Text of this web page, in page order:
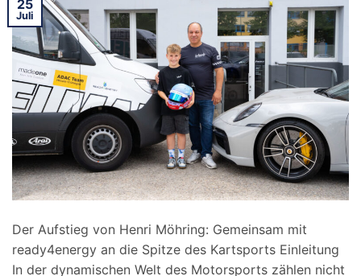
25
Juli
Der Aufstieg von Henri Möhring: Gemeinsam mit
ready4energy an die Spitze des Kartsports Einleitung
In der dynamischen Welt des Motorsports zählen nicht